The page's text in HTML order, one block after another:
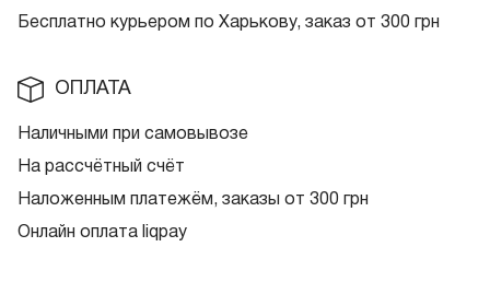
Бесплатно курьером по Харькову, заказ от 300 грн
ОПЛАТА
Наличными при самовывозе
На рассчётный счёт
Наложенным платежём, заказы от 300 грн
Онлайн оплата liqpay